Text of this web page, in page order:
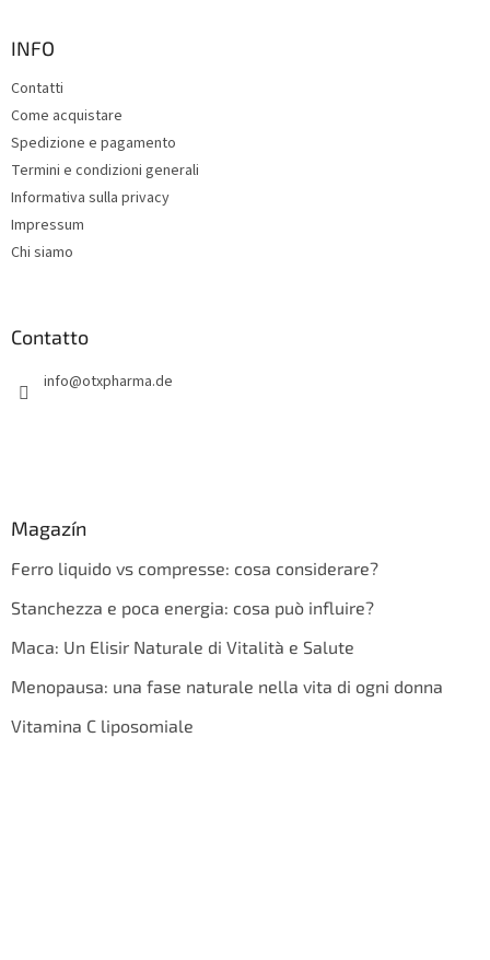
p
n
INFO
Contatti
Come acquistare
Spedizione e pagamento
Termini e condizioni generali
Informativa sulla privacy
Impressum
Chi siamo
Contatto
info@otxpharma.de
Magazín
Ferro liquido vs compresse: cosa considerare?
Stanchezza e poca energia: cosa può influire?
Maca: Un Elisir Naturale di Vitalità e Salute
Menopausa: una fase naturale nella vita di ogni donna
Vitamina C liposomiale